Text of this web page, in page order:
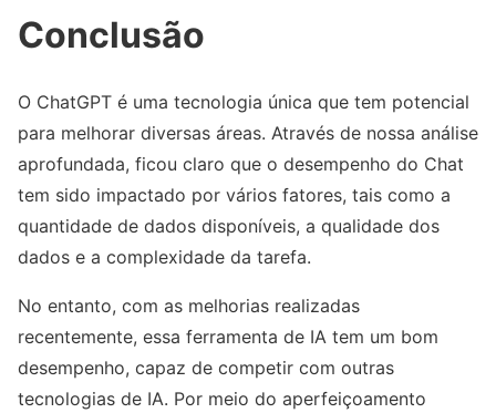
Conclusão
O ChatGPT é uma tecnologia única que tem potencial
para melhorar diversas áreas. Através de nossa análise
aprofundada, ficou claro que o desempenho do Chat
tem sido impactado por vários fatores, tais como a
quantidade de dados disponíveis, a qualidade dos
dados e a complexidade da tarefa.
No entanto, com as melhorias realizadas
recentemente, essa ferramenta de IA tem um bom
desempenho, capaz de competir com outras
tecnologias de IA. Por meio do aperfeiçoamento